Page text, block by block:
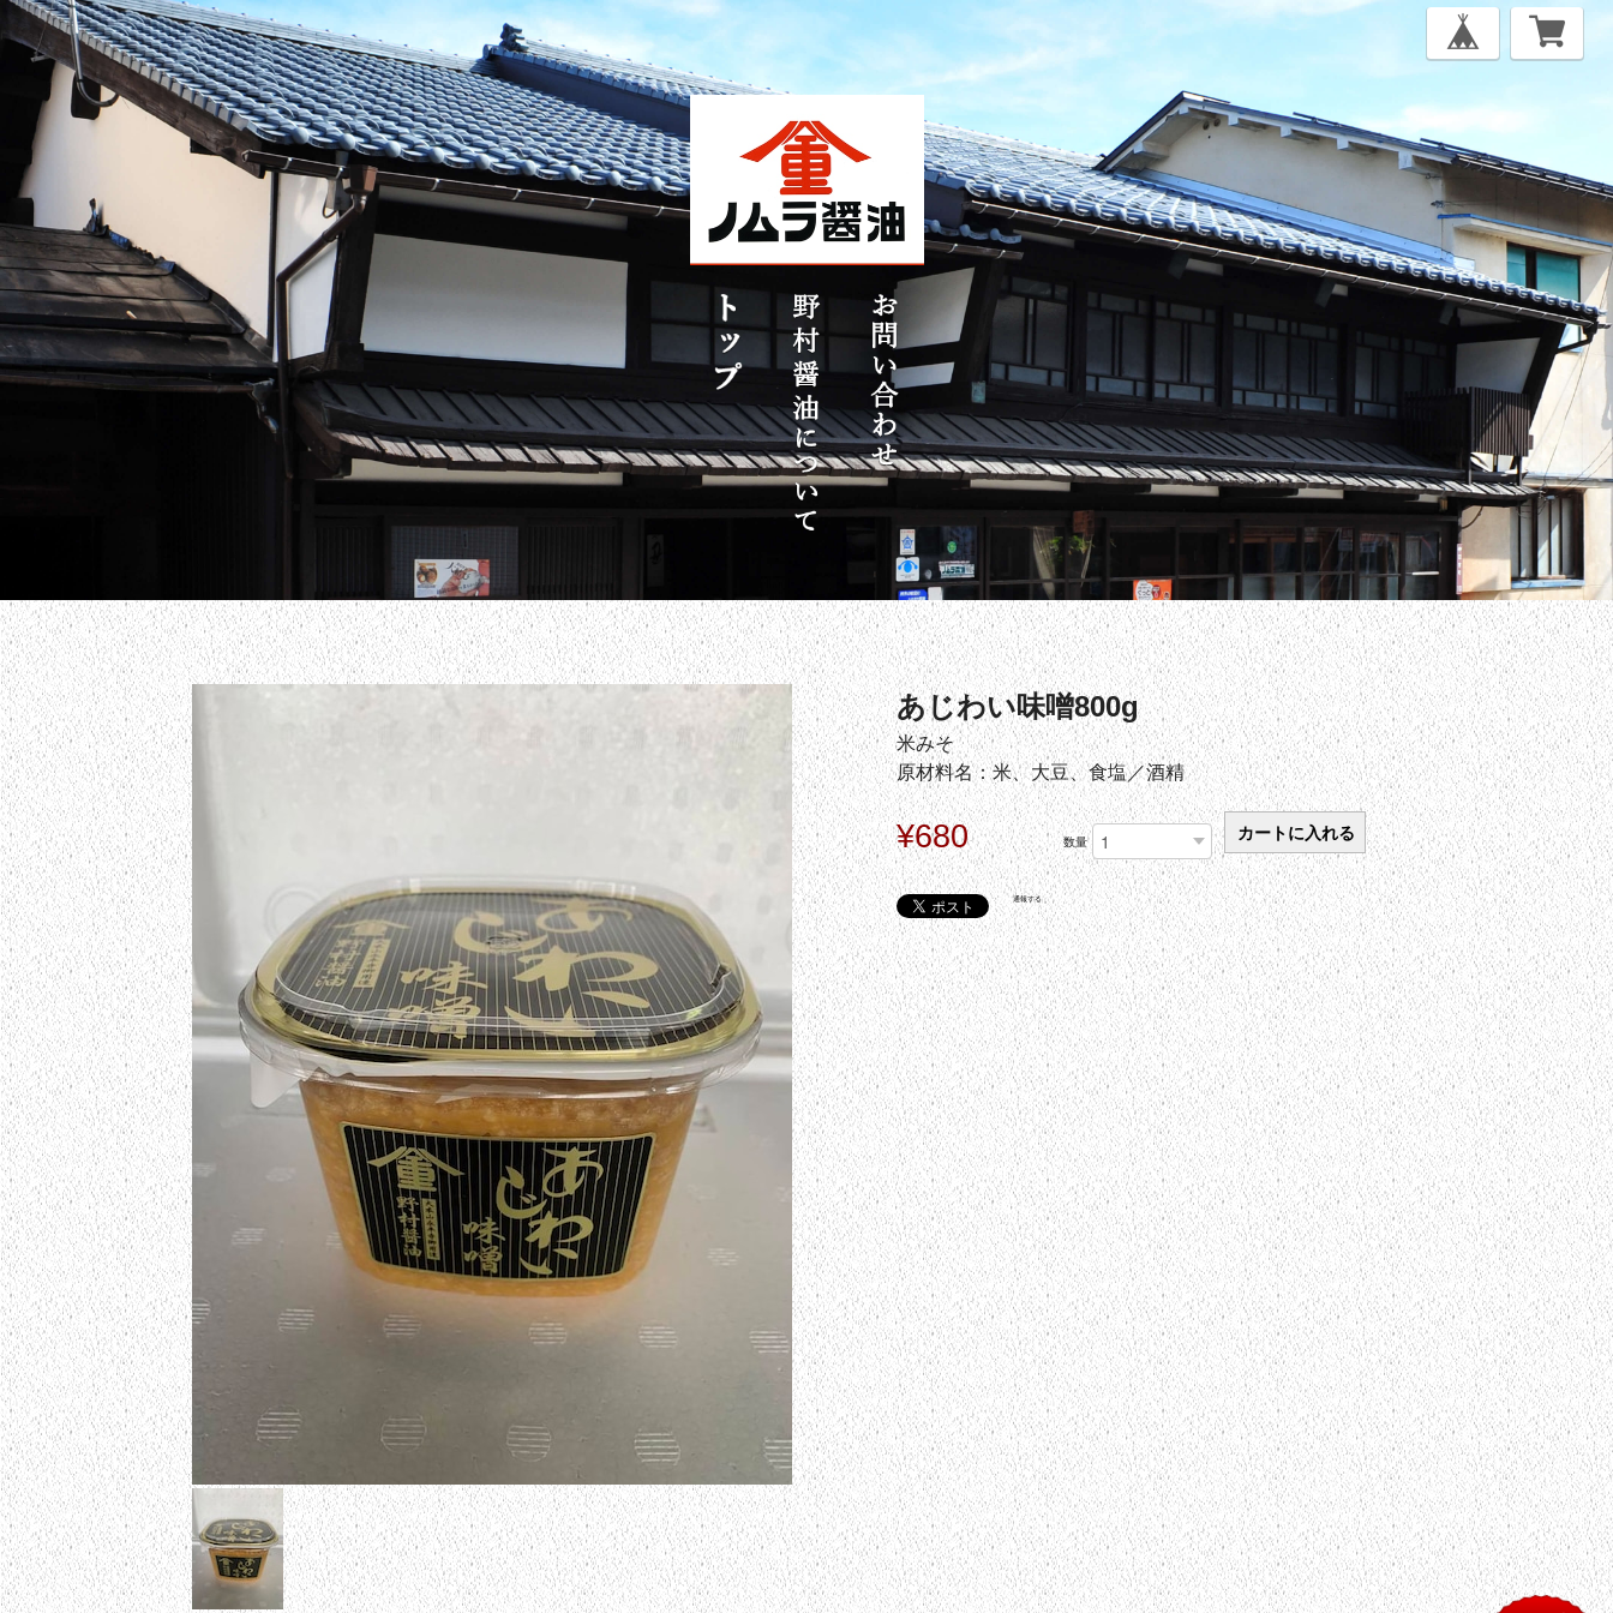
あじわい味噌800g
米みそ
原材料名：米、大豆、食塩／酒精
¥680 数量
通報する